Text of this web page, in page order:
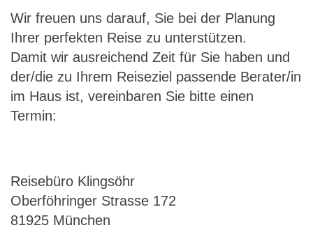
Wir freuen uns darauf, Sie bei der Planung
Ihrer perfekten Reise zu unterstützen.
Damit wir ausreichend Zeit für Sie haben und
der/die zu Ihrem Reiseziel passende Berater/in
im Haus ist, vereinbaren Sie bitte einen
Termin:
Reisebüro Klingsöhr
Oberföhringer Strasse 172
81925 München